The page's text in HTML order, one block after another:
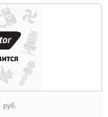
руб.